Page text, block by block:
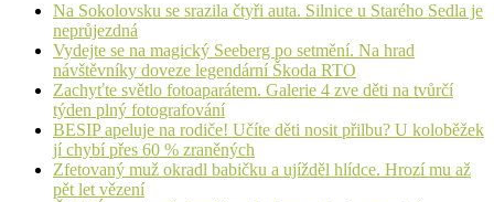
Na Sokolovsku se srazila čtyři auta. Silnice u Starého Sedla je
neprůjezdná
Vydejte se na magický Seeberg po setmění. Na hrad
návštěvníky doveze legendární Škoda RTO
Zachyťte světlo fotoaparátem. Galerie 4 zve děti na tvůrčí
týden plný fotografování
BESIP apeluje na rodiče! Učíte děti nosit přilbu? U koloběžek
jí chybí přes 60 % zraněných
Zfetovaný muž okradl babičku a ujížděl hlídce. Hrozí mu až
pět let vězení